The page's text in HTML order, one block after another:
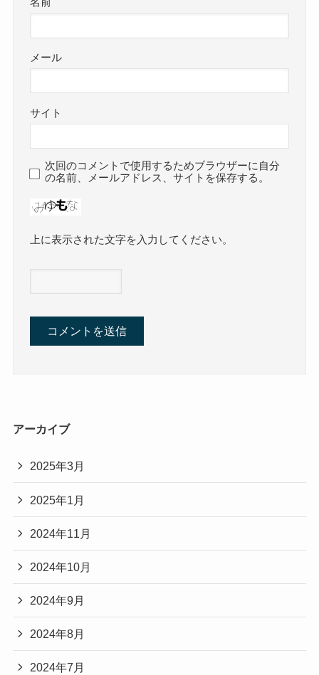
メール
サイト
次回のコメントで使用するためブラウザーに自分
の名前、メールアドレス、サイトを保存する。
上に表示された文字を入力してください。
アーカイブ
2025年3月
2025年1月
2024年11月
2024年10月
2024年9月
2024年8月
2024年7月